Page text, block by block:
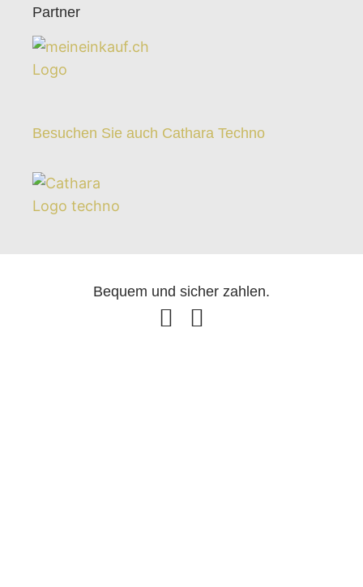
Partner
Besuchen Sie auch Cathara Techno
Bequem und sicher zahlen.